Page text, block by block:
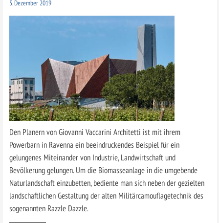
5. Dezember 2019
Den Planern von Giovanni Vaccarini Architetti ist mit ihrem
Powerbarn in Ravenna ein beeindruckendes Beispiel für ein
gelungenes Miteinander von Industrie, Landwirtschaft und
Bevölkerung gelungen. Um die Biomasseanlage in die umgebende
Naturlandschaft einzubetten, bediente man sich neben der gezielten
landschaftlichen Gestaltung der alten Militärcamouflagetechnik des
sogenannten Razzle Dazzle.